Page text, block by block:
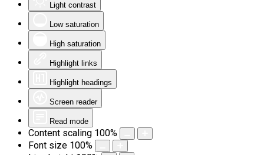
Light contrast
Low saturation
High saturation
Highlight links
Highlight headings
Screen reader
Read mode
Content scaling 100%
Font size 100%